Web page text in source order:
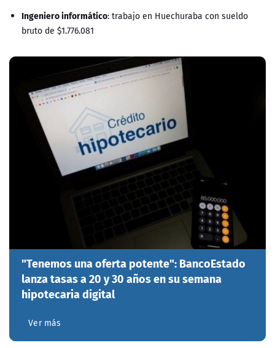
Ingeniero informático: trabajo en Huechuraba con sueldo
bruto de $1.776.081
"Tenemos una oferta potente": BancoEstado
lanza tasas a 20 y 30 años en su semana
hipotecaria digital
Ver más